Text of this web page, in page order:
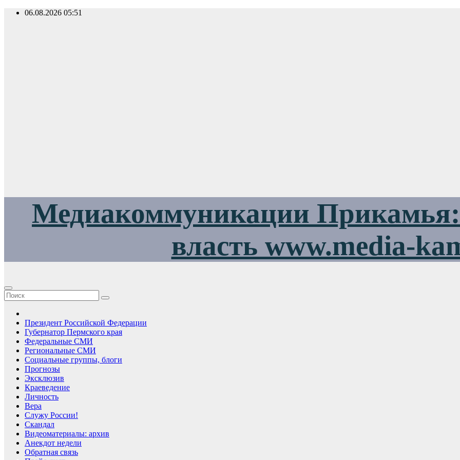
Перейти06.08.2026 05:51
Медиакоммуникации Прикамья:
власть www.media-
Президент Российской Федерации
Губернатор Пермского края
Федеральные СМИ
Региональные СМИ
Социальные группы, блоги
Прогнозы
Эксклюзив
Краеведение
Личность
Вера
Служу России!
Скандал
Видеоматериалы: архив
Анекдот недели
Обратная связь